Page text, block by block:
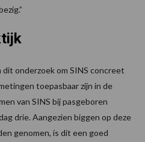
onderzoek om SINS concreet
toepasbaar zijn in de
van SINS bij pasgeboren
drie. Aangezien biggen op deze
genomen, is dit een goed